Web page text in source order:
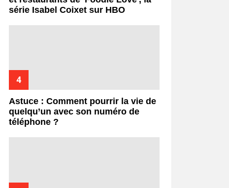
série Isabel Coixet sur HBO
Astuce : Comment pourrir la vie de
quelqu’un avec son numéro de
téléphone ?